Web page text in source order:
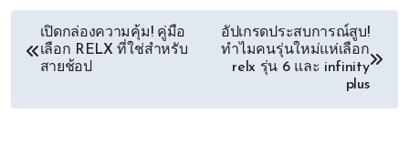
导
เปิดกล่องความคุ้ม! คู่มือ
เลือก RELX ที่ใช่สำหรับ
สายช้อป
อัปเกรดประสบการณ์สูบ!
ทำไมคนรุ่นใหม่แห่เลือก
relx รุ่น 6 และ infinity
plus